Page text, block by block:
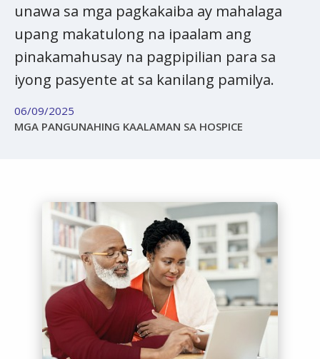
unawa sa mga pagkakaiba ay mahalaga
upang makatulong na ipaalam ang
pinakamahusay na pagpipilian para sa
iyong pasyente at sa kanilang pamilya.
06/09/2025
MGA PANGUNAHING KAALAMAN SA HOSPICE